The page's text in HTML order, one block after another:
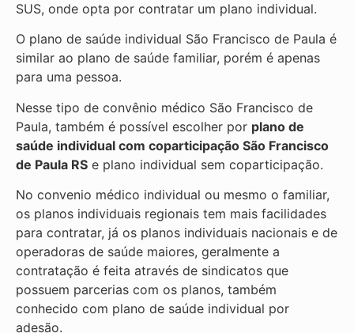
SUS, onde opta por contratar um plano individual.
O plano de saúde individual São Francisco de Paula é
similar ao plano de saúde familiar, porém é apenas
para uma pessoa.
Nesse tipo de convênio médico São Francisco de
Paula, também é possível escolher por plano de
saúde individual com coparticipação São Francisco
de Paula RS e plano individual sem coparticipação.
No convenio médico individual ou mesmo o familiar,
os planos individuais regionais tem mais facilidades
para contratar, já os planos individuais nacionais e de
operadoras de saúde maiores, geralmente a
contratação é feita através de sindicatos que
possuem parcerias com os planos, também
conhecido com plano de saúde individual por
adesão.